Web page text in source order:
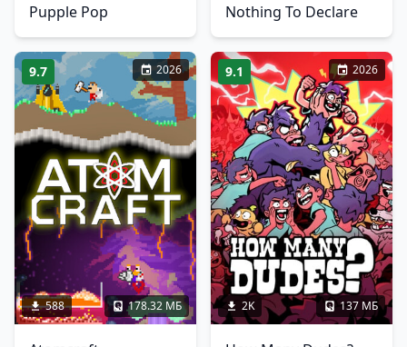
Pupple Pop Nothing To Declare
9.7 2026
588 178.32 МБ
9.1 2026
2K 137 МБ